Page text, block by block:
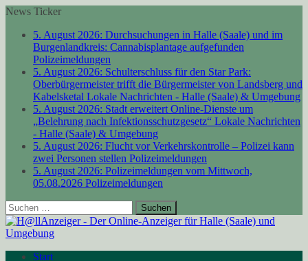
News Ticker
5. August 2026: Durchsuchungen in Halle (Saale) und im
Burgenlandkreis: Cannabisplantage aufgefunden
Polizeimeldungen
5. August 2026: Schulterschluss für den Star Park:
Oberbürgermeister trifft die Bürgermeister von Landsberg und
Kabelsketal Lokale Nachrichten - Halle (Saale) & Umgebung
5. August 2026: Stadt erweitert Online-Dienste um
„Belehrung nach Infektionsschutzgesetz“ Lokale Nachrichten
- Halle (Saale) & Umgebung
5. August 2026: Flucht vor Verkehrskontrolle – Polizei kann
zwei Personen stellen Polizeimeldungen
5. August 2026: Polizeimeldungen vom Mittwoch,
05.08.2026 Polizeimeldungen
Suchen
nach:
Start